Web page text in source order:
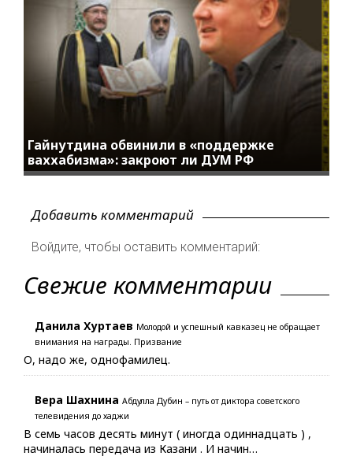
Гайнутдина обвинили в «поддержке
ваххабизма»: закроют ли ДУМ РФ
Добавить комментарий
Войдите, чтобы оставить комментарий:
Свежие комментарии
Данила Хуртаев Молодой и успешный кавказец не обращает
внимания на награды. Призвание
О, надо же, однофамилец.
Вера Шахнина Абдулла Дубин – путь от диктора советского
телевидения до хаджи
В семь часов десять минут ( иногда одиннадцать ) ,
начиналась передача из Казани . И начин…